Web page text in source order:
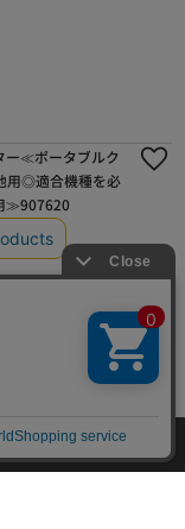
ー≪ポータブルク
用◎適合機種を必
≫907620
ー≪ポータブルク
気に入り お知らせ